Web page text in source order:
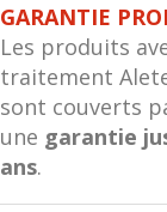
GARANTIE
Les produits
traitement
sont couverts
une garantie
ans.